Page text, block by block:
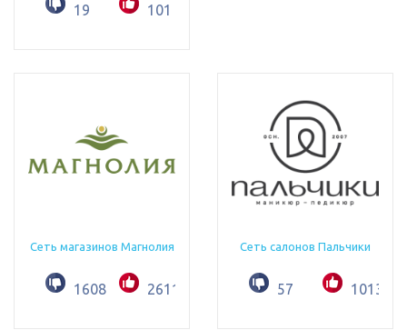
19 101
Сеть магазинов Магнолия
1608 2611
Сеть салонов Пальчики
57 1013